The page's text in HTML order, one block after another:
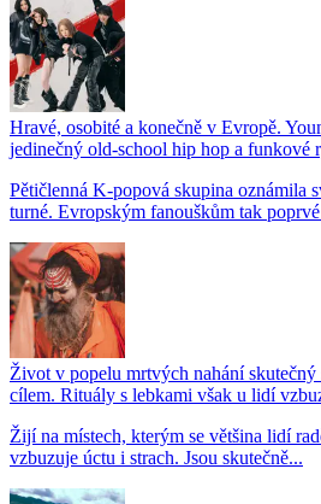
Hravé, osobité a konečně v Evropě.
jedinečný old-school hip hop a funkové
Pětičlenná K-popová skupina oznámila
turné. Evropským fanouškům tak
Život v popelu mrtvých nahání
cílem. Rituály s lebkami však u lidí
Žijí na místech, kterým se většina lidí
vzbuzuje úctu i strach. Jsou skutečně...